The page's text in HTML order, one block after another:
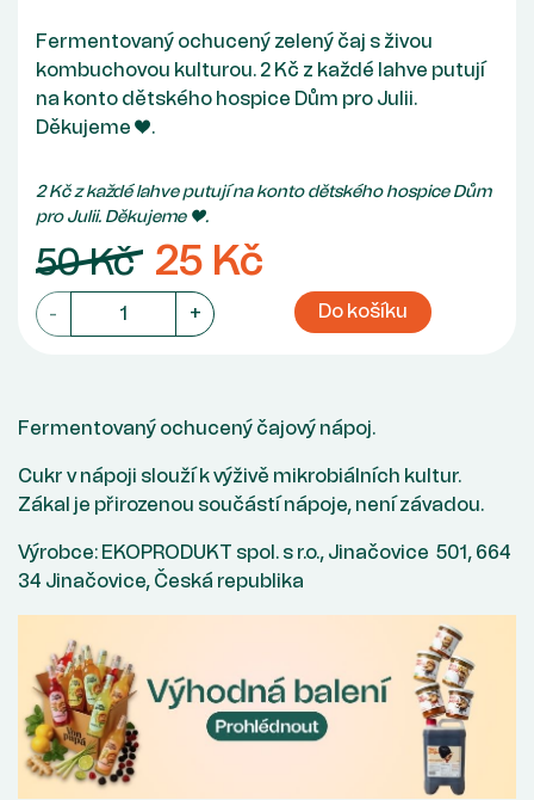
Fermentovaný ochucený zelený čaj s živou
kombuchovou kulturou. 2 Kč z každé lahve putují
na konto dětského hospice Dům pro Julii.
Děkujeme ♥.
2 Kč z každé lahve putují na konto dětského hospice Dům
pro Julii. Děkujeme ♥.
50 Kč 25 Kč
- + Do košíku
Fermentovaný ochucený čajový nápoj.
Cukr v nápoji slouží k výživě mikrobiálních kultur.
Zákal je přirozenou součástí nápoje, není závadou.
Výrobce: EKOPRODUKT spol. s r.o., Jinačovice 501, 664
34 Jinačovice, Česká republika